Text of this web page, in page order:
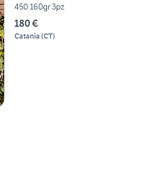
450 160gr 3pz
180 €
Catania (CT)